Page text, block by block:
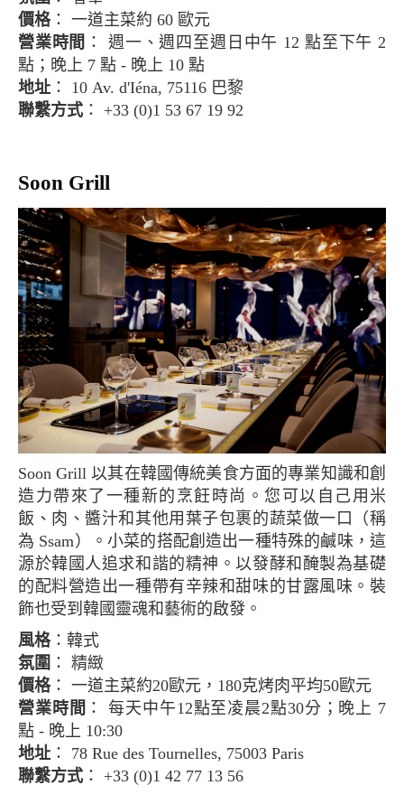
價格： 一道主菜約 60 歐元
營業時間 ： 週一、週四至週日中午 12 點至下午 2
點；晚上 7 點 - 晚上 10 點
地址 ： 10 Av. d'Iéna, 75116 巴黎
聯繫方式 ： +33 (0)1 53 67 19 92
Soon Grill
Soon Grill 以其在韓國傳統美食方面的專業知識和創
造力帶來了一種新的烹飪時尚。您可以自己用米
飯、肉、醬汁和其他用葉子包裹的蔬菜做一口（稱
為 Ssam）。小菜的搭配創造出一種特殊的鹹味，這
源於韓國人追求和諧的精神。以發酵和醃製為基礎
的配料營造出一種帶有辛辣和甜味的甘露風味。裝
飾也受到韓國靈魂和藝術的啟發。
風格：韓式
氛圍 ： 精緻
價格： 一道主菜約20歐元，180克烤肉平均50歐元
營業時間 ： 每天中午12點至凌晨2點30分；晚上 7
點 - 晚上 10:30
地址 ： 78 Rue des Tournelles, 75003 Paris
聯繫方式 ： +33 (0)1 42 77 13 56